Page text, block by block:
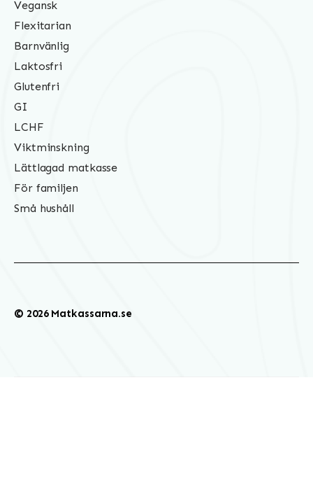
Vegansk
Flexitarian
Barnvänlig
Laktosfri
Glutenfri
GI
LCHF
Viktminskning
Lättlagad matkasse
För familjen
Små hushåll
© 2026 Matkassarna.se